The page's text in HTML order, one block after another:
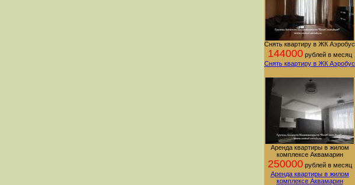
Снять квартиру в ЖК Аэробус
144000рублей в месяц
Снять квартиру в ЖК Аэробус
Аренда квартиры в жилом
комплексе Аквамарин
250000рублей в месяц
Аренда квартиры в жилом
комплексе Аквамарин